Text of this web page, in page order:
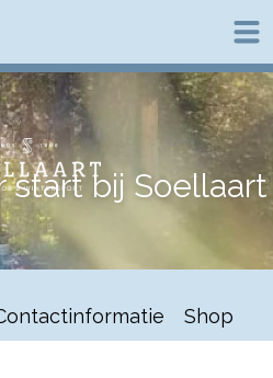
start bij Soellaart
Shop